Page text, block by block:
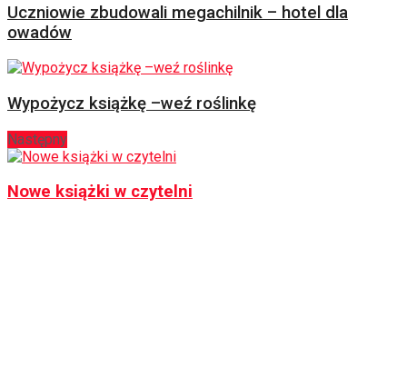
Uczniowie zbudowali megachilnik – hotel dla
owadów
Wypożycz książkę –weź roślinkę
Następny
Nowe książki w czytelni